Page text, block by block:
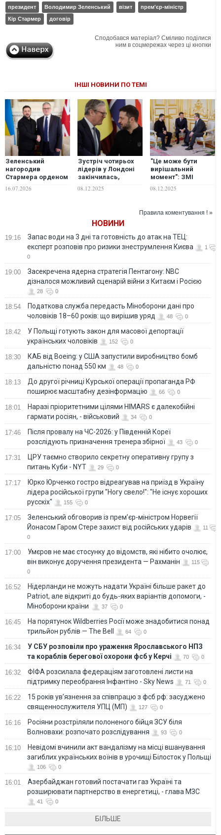
президент Володимир Зеленський візит
прем'єр-міністр
Кір Стармер
договір
Сподобався матеріал? Сміливо поділися
ним в соцмережах через ці кнопки
ІНШІ НОВИНИ ПО ТЕМІ
Зеленський
нагородив
Стармера орденом
16.07.2026
Зустріч чотирьох
лідерів у Лондоні
закінчилась,
Зеленський
08.12.2025
"Це може бути
вирішальний
момент": ЗМІ
заявили Макрон,
переговори
08.12.2025
Правила коментування ! »
НОВИНИ
19:16
Запас води на 3 дні та готовність до атак на ТЕЦ:
експерт розповів про ризики знеструмлення Києва
1
0
19:00
Засекречена ядерна стратегія Пентагону: NBC
дізналося можливий сценарій війни з Китаєм і Росією
28 0
18:54
Податкова служба передасть Міноборони дані про
чоловіків 18–60 років: що вирішив уряд
48 0
18:42
У Польщі готують закон для масової депортації
українських чоловіків
152 0
18:30
КАБ від Boeing: у США запустили виробництво бомб
дальністю понад 550 км
48 0
18:13
До другої річниці Курської операції пропаганда РФ
поширює масштабну дезінформацію
66 0
18:01
Наразі пріоритетними цілями HIMARS є далекобійні
гармати росіян, - військовий
34 0
17:46
Після провалу на ЧС-2026: у Південній Кореї
розслідують призначення тренера збірної
43 0
17:31
ЦРУ таємно створило секретну оперативну групу з
питань Куби - NYT
29 0
17:17
Юрко Юрченко гостро відреагував на приїзд в Україну
лідера російської групи "Ногу свело!": "Не існує хороших
русскіх"
155 0
17:05
Зеленський обговорив із прем’єр-міністром Норвегії
Йонасом Гаром Стере захист від російських ударів
11
0
17:00
Умєров не має стосунку до відомств, які нібито очолює,
він виконує доручення президента — Рахманін
115
0
16:52
Нідерланди не можуть надати Україні більше ракет до
Patriot, але відкриті до будь-яких варіантів допомоги, -
Міноборони країни
37 0
16:45
На порятунок Wildberries Росії може знадобитися понад
трильйон рублів — The Bell
64 0
16:34
У СБУ розповіли про ураження Ярославського НПЗ
та кораблів берегової охорони фсб у Керчі
70 0
16:32
ФІФА розсилала федераціям заготовлені листи на
підтримку переобрання Інфантіно - Sky News
71 0
16:22
15 років ув’язнення за співпрацю з фсб рф: засуджено
священнослужителя УПЦ (МП)
127 0
16:16
Росіяни розстріляли полоненого бійця ЗСУ біля
Волновахи: розпочато розслідування
93 0
16:10
Невідомі вчинили акт вандалізму на місці вшанування
загиблих українських воїнів в урочищі Білосток у Польщі
106 0
16:01
Азербайджан готовий постачати газ Україні та
розширювати партнерство в енергетиці, - глава МЗС
41 0
БІЛЬШЕ